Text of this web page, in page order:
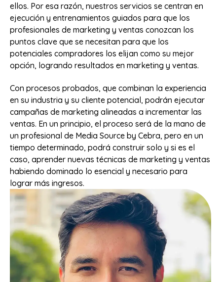
ellos. Por esa razón, nuestros servicios se centran en
ejecución y entrenamientos guiados para que los
profesionales de marketing y ventas conozcan los
puntos clave que se necesitan para que los
potenciales compradores los elijan como su mejor
opción, logrando resultados en marketing y ventas.
Con procesos probados, que combinan la experiencia
en su industria y su cliente potencial, podrán ejecutar
campañas de marketing alineadas a incrementar las
ventas. En un principio, el proceso será de la mano de
un profesional de Media Source by Cebra, pero en un
tiempo determinado, podrá construir solo y si es el
caso, aprender nuevas técnicas de marketing y ventas
habiendo dominado lo esencial y necesario para
lograr más ingresos.